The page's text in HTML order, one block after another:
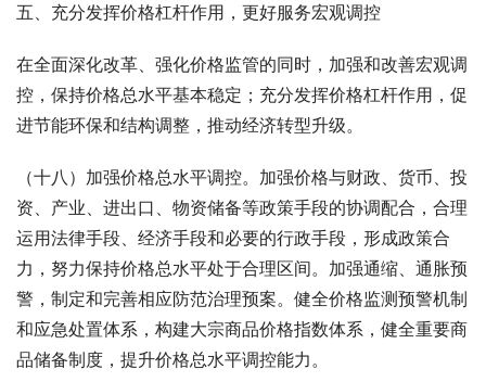
五、充分发挥价格杠杆作用，更好服务宏观调控
在全面深化改革、强化价格监管的同时，加强和改善宏观调
控，保持价格总水平基本稳定；充分发挥价格杠杆作用，促
进节能环保和结构调整，推动经济转型升级。
（十八）加强价格总水平调控。加强价格与财政、货币、投
资、产业、进出口、物资储备等政策手段的协调配合，合理
运用法律手段、经济手段和必要的行政手段，形成政策合
力，努力保持价格总水平处于合理区间。加强通缩、通胀预
警，制定和完善相应防范治理预案。健全价格监测预警机制
和应急处置体系，构建大宗商品价格指数体系，健全重要商
品储备制度，提升价格总水平调控能力。